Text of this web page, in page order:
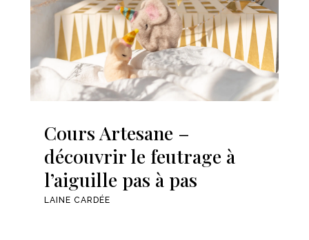
Cours Artesane –
découvrir le feutrage à
l’aiguille pas à pas
LAINE CARDÉE